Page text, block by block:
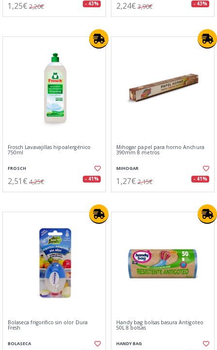
1,25€ 2,20€ - 43% 2,24€ 3,90€ - 43%
Frosch Lavavajillas hipoalergénico
750ml
FROSCH
2,51€ 4,25€ - 41%
Mihogar papel para horno Anchura
390mm 8 metros
MIHOGAR
1,27€ 2,15€ - 41%
Bolaseca frigorifico sin olor Dura
Fresh
BOLASECA
Handy bag bolsas basura Antigoteo
50L 8 bolsas
HANDY BAG